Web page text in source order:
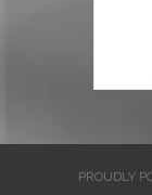
PROUDLY